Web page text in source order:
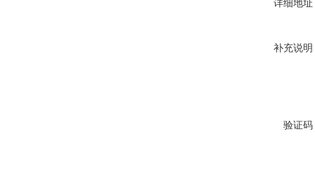
详细地址
补充说明
验证码